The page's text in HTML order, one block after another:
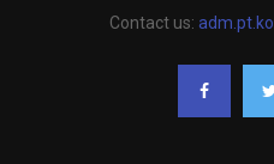
Contact us: